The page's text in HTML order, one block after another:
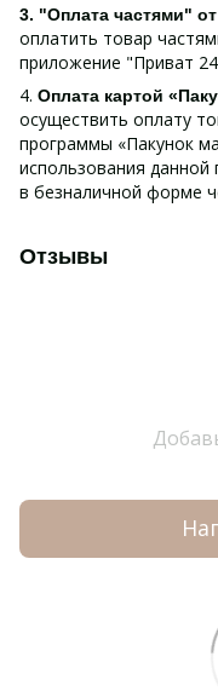
3. "Оплата частями"
оплатить товар
приложение "Приват
4. Оплата картой
осуществить оплату
программы «Пакунок
использования
в безналичной форме
Отзывы